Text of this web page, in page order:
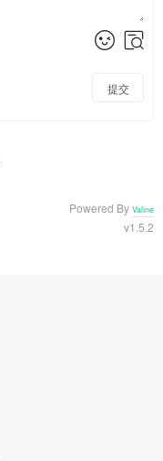
提交
Powered By Valine
v1.5.2